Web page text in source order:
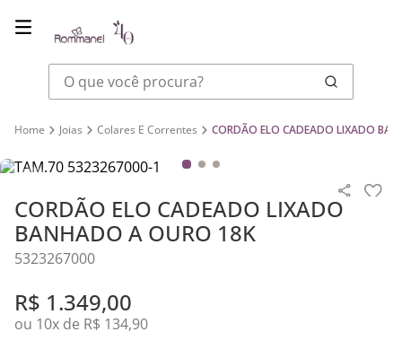
O que você procura?
Joias Colares E Correntes CORDÃO ELO CADEADO LIXADO
CORDÃO ELO CADEADO LIXADO
BANHADO A OURO 18K
5323267000
R$ 1.349,00
ou 10x de R$ 134,90